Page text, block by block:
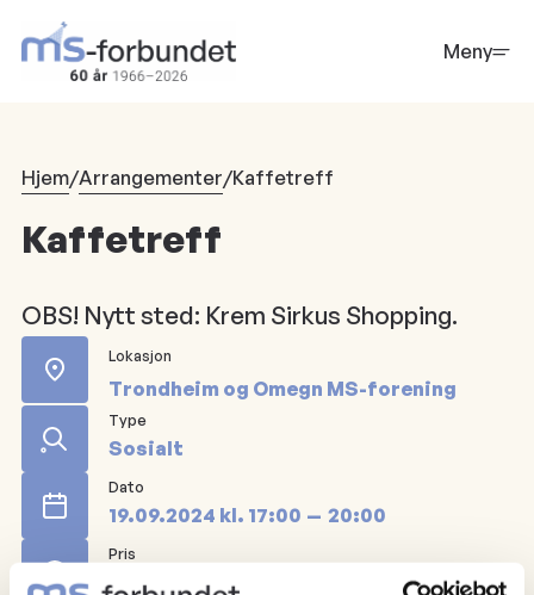
hovedinnhold
Meny
Hjem/Arrangementer/Kaffetreff
Kaffetreff
OBS! Nytt sted: Krem Sirkus Shopping.
Lokasjon
Trondheim og Omegn MS-forening
Type
Sosialt
Dato
19.09.2024 kl. 17:00 20:00
Pris
Gratis